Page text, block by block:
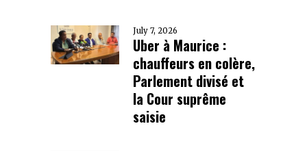
July 7, 2026
Uber à Maurice :
chauffeurs en colère,
Parlement divisé et
la Cour suprême
saisie